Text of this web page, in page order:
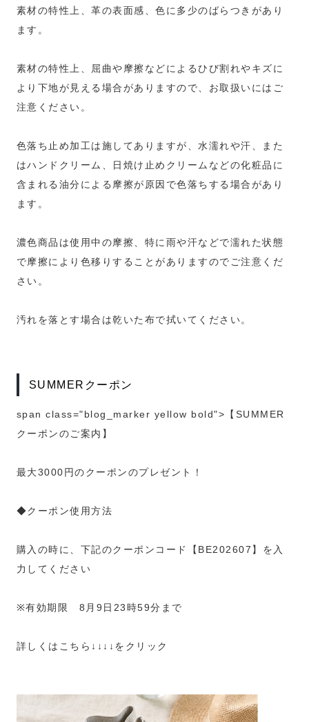
素材の特性上、革の表面感、色に多少のばらつきがあり
ます。
素材の特性上、屈曲や摩擦などによるひび割れやキズに
より下地が見える場合がありますので、お取扱いにはご
注意ください。
色落ち止め加工は施してありますが、水濡れや汗、また
はハンドクリーム、日焼け止めクリームなどの化粧品に
含まれる油分による摩擦が原因で色落ちする場合があり
ます。
濃色商品は使用中の摩擦、特に雨や汗などで濡れた状態
で摩擦により色移りすることがありますのでご注意くだ
さい。
汚れを落とす場合は乾いた布で拭いてください。
SUMMERクーポン
span class="blog_marker yellow bold">【SUMMER
クーポンのご案内】
最大3000円のクーポンのプレゼント！
◆クーポン使用方法
購入の時に、下記のクーポンコード【BE202607】を入
力してください
※有効期限 8月9日23時59分まで
詳しくはこちら↓↓↓↓をクリック